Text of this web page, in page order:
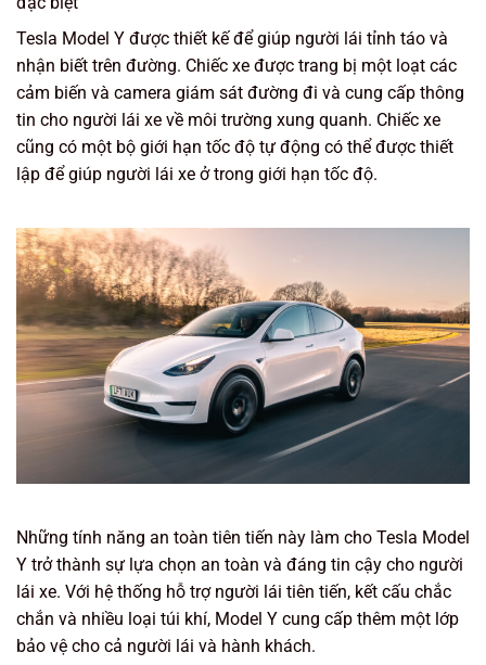
Tesla Model Y được thiết kế để giúp người lái tỉnh táo và
nhận biết trên đường. Chiếc xe được trang bị một loạt các
cảm biến và camera giám sát đường đi và cung cấp thông
tin cho người lái xe về môi trường xung quanh. Chiếc xe
cũng có một bộ giới hạn tốc độ tự động có thể được thiết
lập để giúp người lái xe ở trong giới hạn tốc độ.
Những tính năng an toàn tiên tiến này làm cho Tesla Model
Y trở thành sự lựa chọn an toàn và đáng tin cậy cho người
lái xe. Với hệ thống hỗ trợ người lái tiên tiến, kết cấu chắc
chắn và nhiều loại túi khí, Model Y cung cấp thêm một lớp
bảo vệ cho cả người lái và hành khách.